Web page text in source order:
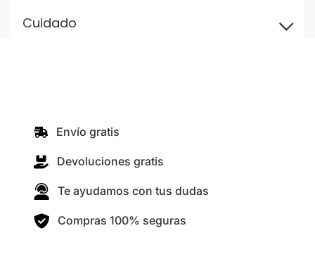
Cuidado
Envío gratis
Devoluciones gratis
Te ayudamos con tus dudas
Compras 100% seguras